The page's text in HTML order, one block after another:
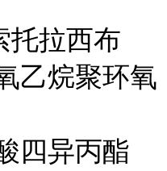
托拉西布
乙烷聚环氧
四异丙酯